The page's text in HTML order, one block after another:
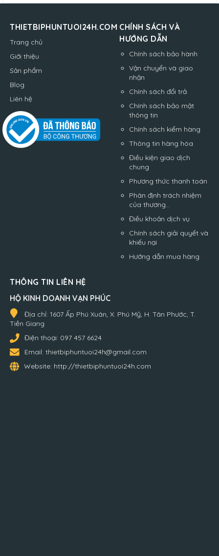
THIETBIPHUNTUOI24H.COM
Trang chủ
Giới thiệu
Sản phẩm
Blog
Liên hệ
CHÍNH SÁCH VÀ
HƯỚNG DẪN
Chính sách bảo hành
Vận chuyển và giao
nhận
Chính sách đổi trả
Chính sách bảo mật
thông tin
Chính sách kiểm hàng
Thông tin hàng hóa
Điều kiện giao dịch
chung
Phương thức thanh toán
Phân định trách nhiệm
của thương...
Điều khoản dịch vụ
Chính sách giải quyết và
khiếu nại
Hướng dẫn mua hàng
THÔNG TIN LIÊN HỆ
HỘ KINH DOANH VẠN PHÚC
Địa chỉ: 1607 Ấp Phú Xuân, X. Phú Mỹ, H. Tân Phước, T.
Tiền Giang
Điện thoại: 097 457 6624
Email: thietbiphuntuoi24h@gmail.com
Website: http://thietbiphuntuoi24h.com